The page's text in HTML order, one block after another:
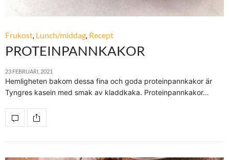
Frukost, Lunch/middag, Recept
PROTEINPANNKAKOR
23 FEBRUARI, 2021
Hemligheten bakom dessa fina och goda proteinpannkakor är
Tyngres kasein med smak av kladdkaka. Proteinpannkakor…